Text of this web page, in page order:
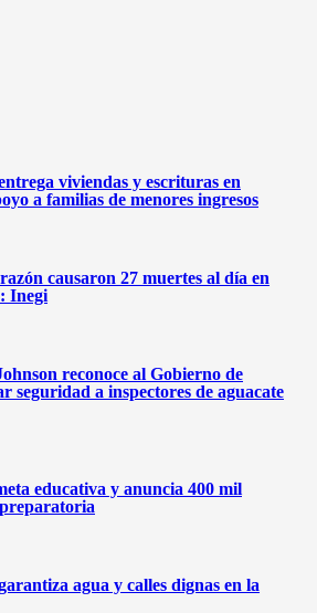
viviendas y escrituras en
a familias de menores ingresos
causaron 27 muertes al día en
Inegi
reconoce al Gobierno de
seguridad a inspectores de aguacate
educativa y anuncia 400 mil
agua y calles dignas en la